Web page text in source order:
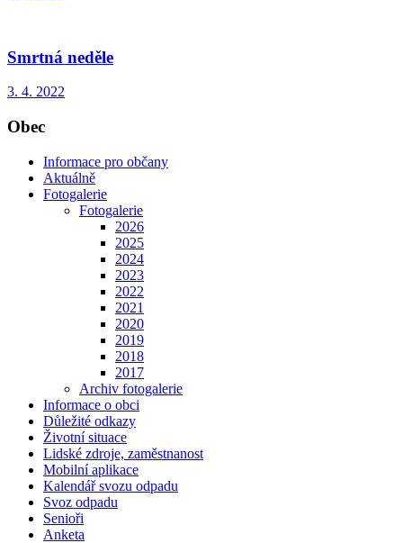
Smrtná neděle
3. 4. 2022
Obec
Informace pro občany
Aktuálně
Fotogalerie
Fotogalerie
2026
2025
2024
2023
2022
2021
2020
2019
2018
2017
Archiv fotogalerie
Informace o obci
Důležité odkazy
Životní situace
Lidské zdroje, zaměstnanost
Mobilní aplikace
Kalendář svozu odpadu
Svoz odpadu
Senioři
Anketa